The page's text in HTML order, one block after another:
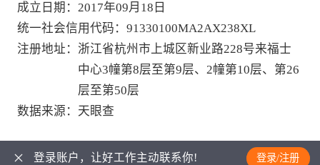
成立日期 ： 2017年09月18日
统一社会信用代码 ： 91330100MA2AX238XL
注册地址 ： 浙江省杭州市上城区新业路228号来福士
中心3幢第8层至第9层、2幢第10层、第26
层至第50层
数据来源 ： 天眼查
登录账户，让好工作主动联系你! 登录/注册